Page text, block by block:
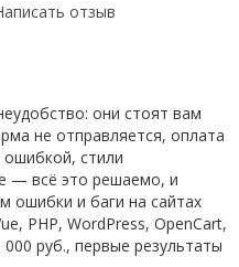
отзыв
они стоят вам
не отправляется, оплата
ошибкой, стили
— всё это решаемо, и
ошибки и баги на сайтах
PHP, WordPress, OpenCart,
руб., первые результаты